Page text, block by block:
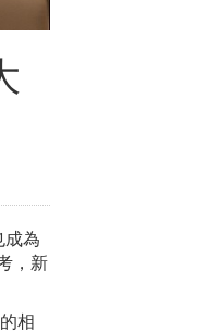
成為
，新
相